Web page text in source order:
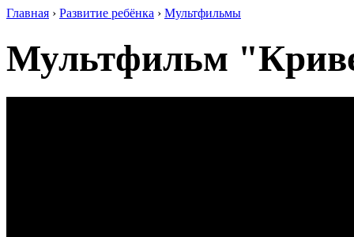
Главная › Развитие ребёнка › Мультфильмы
Мультфильм